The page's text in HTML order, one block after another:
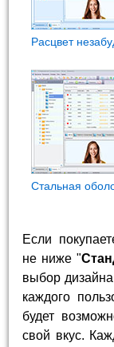
Расцвет
Стальная
Если
не ниже "
выбор дизайна
каждого
будет
свой вкус.